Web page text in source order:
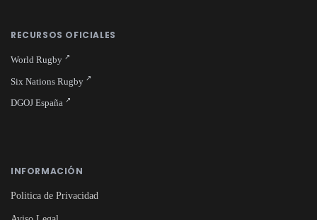
RECURSOS OFICIALES
World Rugby
Six Nations Rugby
DGOJ España
INFORMACIÓN
Politica de Privacidad